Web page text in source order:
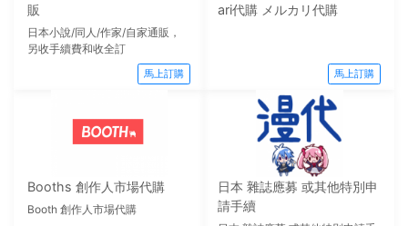
販
日本小說/同人/作家/自家通販，
另收手續費和收全訂
馬上訂購
ari代購 メルカリ代購
馬上訂購
Booths 創作人市場代購
Booth 創作人市場代購
日本 雜誌應募 或其他特別申
請手續